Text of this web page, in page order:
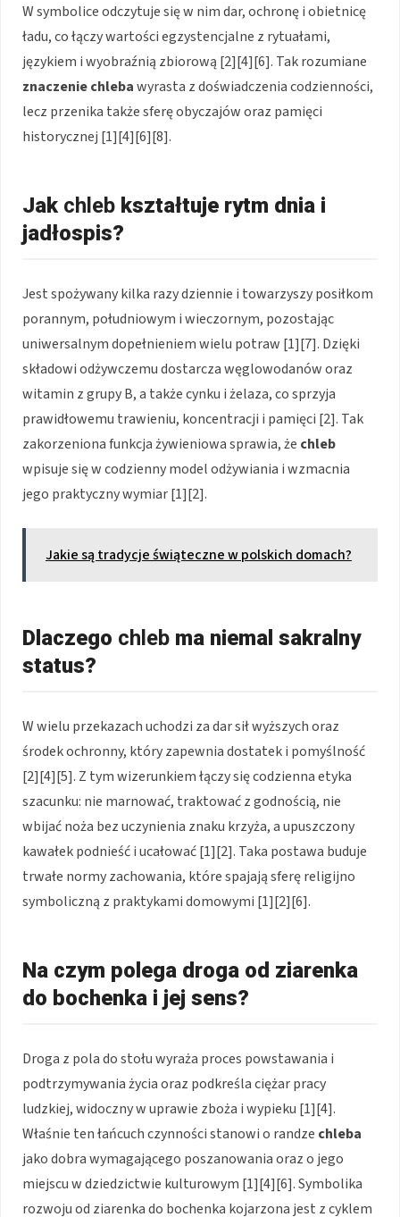
W symbolice odczytuje się w nim dar, ochronę i obietnicę
ładu, co łączy wartości egzystencjalne z rytuałami,
językiem i wyobraźnią zbiorową [2][4][6]. Tak rozumiane
znaczenie chlebawyrasta z doświadczenia codzienności,
lecz przenika także sferę obyczajów oraz pamięci
historycznej [1][4][6][8].
Jak chleb kształtuje rytm dnia i
jadłospis?
Jest spożywany kilka razy dziennie i towarzyszy posiłkom
porannym, południowym i wieczornym, pozostając
uniwersalnym dopełnieniem wielu potraw [1][7]. Dzięki
składowi odżywczemu dostarcza węglowodanów oraz
witamin z grupy B, a także cynku i żelaza, co sprzyja
prawidłowemu trawieniu, koncentracji i pamięci [2]. Tak
zakorzeniona funkcja żywieniowa sprawia, że chleb
wpisuje się w codzienny model odżywiania i wzmacnia
jego praktyczny wymiar [1][2].
Jakie są tradycje świąteczne w polskich domach?
Dlaczego chleb ma niemal sakralny
status?
W wielu przekazach uchodzi za dar sił wyższych oraz
środek ochronny, który zapewnia dostatek i pomyślność
[2][4][5]. Z tym wizerunkiem łączy się codzienna etyka
szacunku: nie marnować, traktować z godnością, nie
wbijać noża bez uczynienia znaku krzyża, a upuszczony
kawałek podnieść i ucałować [1][2]. Taka postawa buduje
trwałe normy zachowania, które spajają sferę religijno
symboliczną z praktykami domowymi [1][2][6].
Na czym polega droga od ziarenka
do bochenka i jej sens?
Droga z pola do stołu wyraża proces powstawania i
podtrzymywania życia oraz podkreśla ciężar pracy
ludzkiej, widoczny w uprawie zboża i wypieku [1][4].
Właśnie ten łańcuch czynności stanowi o randze chleba
jako dobra wymagającego poszanowania oraz o jego
miejscu w dziedzictwie kulturowym [1][4][6]. Symbolika
rozwoju od ziarenka do bochenka kojarzona jest z cyklem